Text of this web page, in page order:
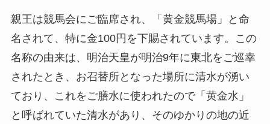
親王は競馬会にご臨席され、「黄金競馬場」と命
名されて、特に金100円を下賜されています。この
名称の由来は、明治天皇が明治9年に東北をご巡幸
されたとき、お召替所となった場所に清水が湧い
ており、これをご膳水に使われたので「黄金水」
と呼ばれていた清水があり、そのゆかりの地の近